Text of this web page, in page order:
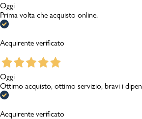
Oggi
Prima volta che acquisto online.
Acquirente verificato
Oggi
Ottimo acquisto, ottimo servizio, bravi i
Acquirente verificato